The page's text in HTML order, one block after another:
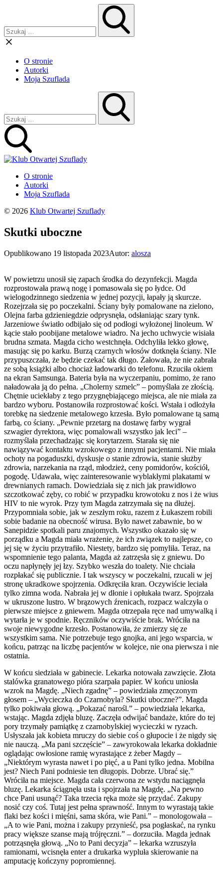
O stronie
Autorki
Moja Szuflada
O stronie
Autorki
Moja Szuflada
© 2026 Klub Otwartej Szuflady
Skutki uboczne
Opublikowano 19 listopada 2023Autor: alosza
W powietrzu unosił się zapach środka do dezynfekcji. Magda
rozprostowała prawą nogę i pomasowała się po łydce. Od
wielogodzinnego siedzenia w jednej pozycji, łapały ją skurcze.
Rozejrzała się po poczekalni. Ściany były pomalowane na zielono,
Olejna farba gdzieniegdzie odprysnęła, odsłaniając szary tynk.
Jarzeniowe światło odbijało się od podłogi wyłożonej linoleum. W
kącie stało poobijane metalowe wiadro. Na jecho uchwycie wisiała
brudna szmata. Magda cicho westchnęła. Odchyliła lekko głowę,
masując się po karku. Burzą czarnych włosów dotknęła ściany. NIe
przypuszczała, że będzie czekać tak długo. Żałowała, że nie zabrała
ze sobą książki albo chociaż ładowarki do telefonu. Rzuciła okiem
na ekran Samsunga. Bateria była na wyczerpaniu, pomimo, że rano
naładowała ją do pełna. „Cholerny szmelc” – pomyślała ze złością.
Chętnie uciekłaby z tego przygnębiającego miejsca, ale nie miała za
bardzo wyboru. Postanowiła rozprostować kości. Wstała i odłożyła
torebkę na siedzenie metalowego krzesła. Było pomalowane tą samą
farbą, co ściany. „Pewnie przetarg na dostawę farby wygrał
szwagier dyrektora, więc pomalowali wszystko jak leci” –
rozmyślała przechadzając się korytarzem. Starała się nie
nawiązywać kontaktu wzrokowego z innymi pacjentami. Nie miała
ochoty na pogaduszki, dyskusje o stanie zdrowia, stanie służby
zdrowia, narzekania na rząd, młodzież, ceny pomidorów, kościół,
pogodę. Udawała, więc zainteresowanie wyblakłymi plakatami w
drewnianych ramach. Dowiedziała się z nich jak prawidłowo
szczotkować zęby, co robić w przypadku krowotoku z nos i że wius
HIV to nie wyrok. Przy tym Magda zatrzymała się na dłużej.
Przypomniała sobie, jak w zeszłym roku, razem z Łukaszem robili
sobie badanie na obecność wirusa. Było nawet zabawnie, bo w
Sanepidzie spotkali paru znajomych. Wszystko okazało się w
porządku a Magda miała wrażenie, że ich związek to najlepsze, co
jej się w życiu przytrafiło. Niestety, bardzo się pomyliła. Teraz, na
wspomnienie tego palanta, Magda aż zatrzęsła się z gniewu. Do
oczu napłynęły jej łzy. Szybko weszła do toalety. Nie chciała
rozpłakać się publicznie. I tak wszyscy w poczekalni, rzucali w jej
stronę ukradkowe spojrzenia. Odkręciła kran. Oczywiście leciała
tylko zimna woda. Nabrała jej w dłonie i opłukała twarz. Spojrzała
w ukruszone lustro. W brązowych źrenicach, rozpacz walczyła o
pierwsze miejsce z gniewem. Magda otrzepała ręce nad umywalką i
wytarła je w spodnie. Ręczników oczywiście brak. Wróciła na
swoje niewygodne krzesło. Postanowiła, że zmierzy się ze
wszystkim sama. Nie potrzebuje tego gnojka, ani jego wsparcia, w
końcu, patrząc na liczbę pacjentów w kolejce, nie ona pierwsza i nie
ostatnia.
W końcu siedziała w gabinecie. Lekarka notowała zawzięcie. Złota
stalówka granatowego pióra szarpała papier. W końcu uniosła
wzrok na Magdę. „Niech zgadnę” – powiedziała zmęczonym
głosem – „Wycieczka do Czarnobyla? Skutki uboczne?”. Magda
tylko pokiwała głową. „Pokazać narośl.” – powiedziała lekarka,
wstając. Magda zdjęła bluzę. Zaczęła odwijać bandaże, które do tej
pory trzymały pamiątkę z czarnobylskiej wycieczki w ryzach.
Usłyszała jak kobieta mruczy do siebie coś o głupocie i że nigdy się
nie nauczą. „Ma pani szczęście” – zawyrokowała lekarka dokładnie
oglądając owłosione ramię wyrastające z żeber Magdy –
„Niektórym wyrasta nawet i po pięć, a u Pani tylko jedna. Mobilna
jest? Niech Pani podniesie ten długopis. Dobrze. Ubrać się.”
Wróciła na miejsce. Magda cała czerwona ze wstydu naciągnęła
bluzę. Lekarka ściągnęła usta i spojrzała na Magdę. „Na pewno
chce Pani usunąć? Taka trzecia ręka może się przydać. Zakupy
nosić czy coś. Tutaj jest pełna sprawność. Innym to wyrastają takie
flaki bez kości i mięśni, sama skóra, wie Pani.” – monologowała –
„A to wie Pani, można i zakupy przynieść, psa pogłaskać, na rynku
pracy większe szanse mają trójręczni.” – dorzuciła. Magda jednak
potrząsnęła głową. „No to Pani decyzja” – lekarka wzruszyła
ramionami, wcisnęła enter a drukarka wypluła skierowanie na
amputację kończyny popromiennej.